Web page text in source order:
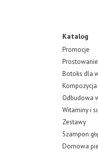
Katalog
Promocje
Botoks dla
Odbudowa
Witaminy i
Zestawy
Szampon
Domowa